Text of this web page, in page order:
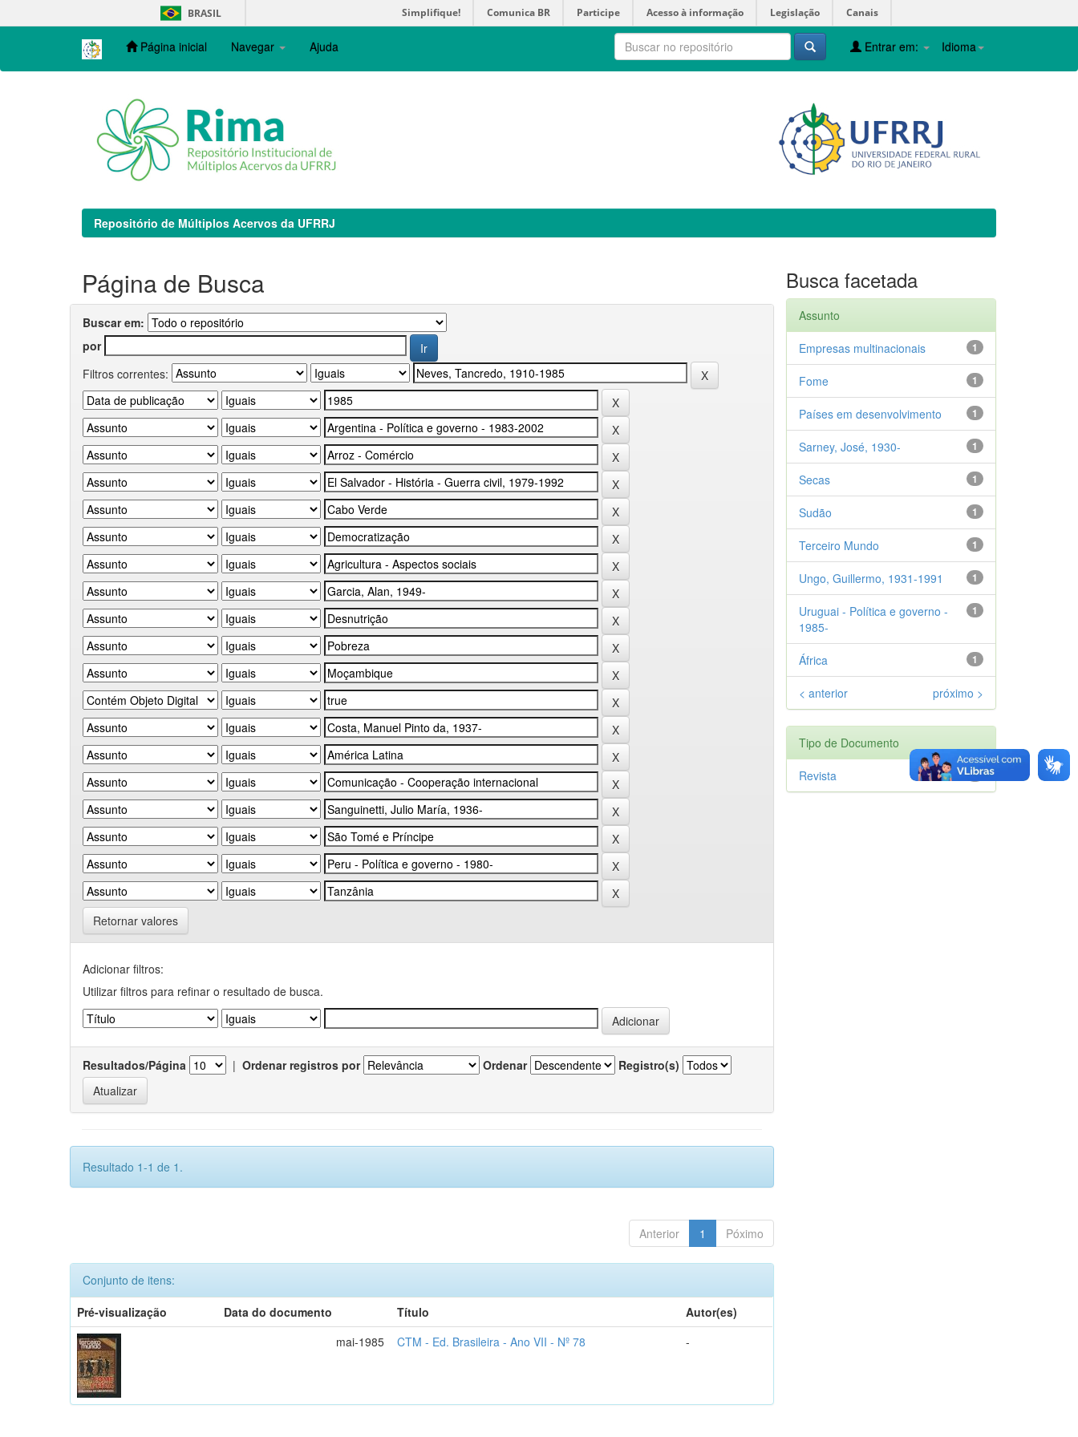
navigation
BRASIL Simplifique! Comunica BR Participe Acesso à informação Legislação Canais
Página inicial Navegar Ajuda Idioma
Entrar em:
Repositório de Múltiplos Acervos da UFRRJ
Página de Busca
Buscar em:
por
Filtros correntes:
Retornar valores
Adicionar filtros:
Utilizar filtros para refinar o resultado de busca.
Resultados/Página | Ordenar registros por Ordenar Registro(s)
Resultado 1-1 de 1.
Anterior 1 Póximo
Conjunto de itens:
Pré-visualização
Data do documento Título
Autor(es)
mai-1985
CTM - Ed. Brasileira - Ano VII - Nº 78 -
Busca facetada
Assunto
1
Empresas multinacionais
1
Fome
1
Países em desenvolvimento
1
Sarney, José, 1930-
1
Secas
1
Sudão
1
Terceiro Mundo
1
Ungo, Guillermo, 1931-1991
1
Uruguai - Política e governo -
1985-
1
África
< anterior próximo >
Tipo de Documento
1
Revista